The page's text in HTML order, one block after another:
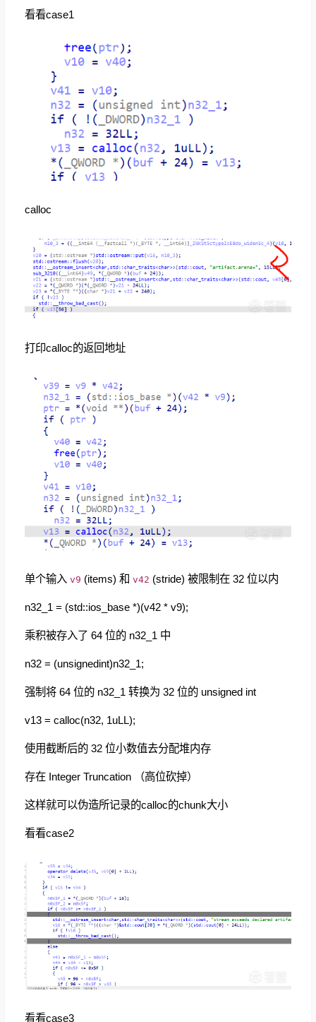
看看case1
calloc
打印calloc的返回地址
单个输入 v9 (items) 和 v42 (stride) 被限制在 32 位以内
n32_1 = (std::ios_base *)(v42 * v9);
乘积被存入了 64 位的 n32_1 中
n32 = (unsignedint)n32_1;
强制将 64 位的 n32_1 转换为 32 位的 unsigned int
v13 = calloc(n32, 1uLL);
使用截断后的 32 位小数值去分配堆内存
存在 Integer Truncation （高位砍掉）
这样就可以伪造所记录的calloc的chunk大小
看看case2
看看case3